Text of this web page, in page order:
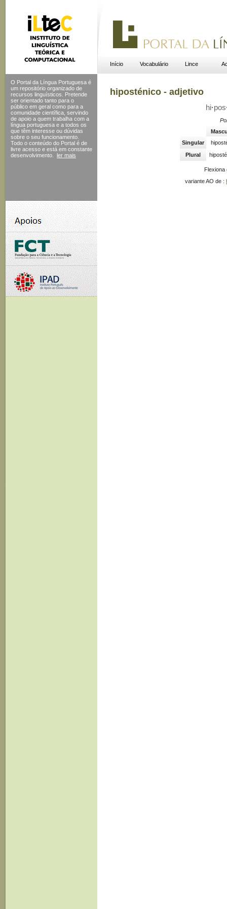
Início Vocabulário Lince
O Portal da Língua Portuguesa é
um repositório organizado de
recursos linguísticos. Pretende
ser orientado tanto para o
público em geral como para a
comunidade científica, servindo
de apoio a quem trabalha com a
língua portuguesa e a todos os
que têm interesse ou dúvidas
sobre o seu funcionamento.
Todo o conteúdo do Portal é de
livre acesso e está em constante
desenvolvimento.
ler mais
hiposténico - adjetivo
hi·pos
Singular
Plural
variante AO de :